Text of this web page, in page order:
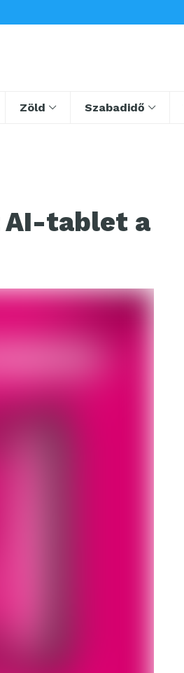
Zöld Szabadidő
AI-tablet a